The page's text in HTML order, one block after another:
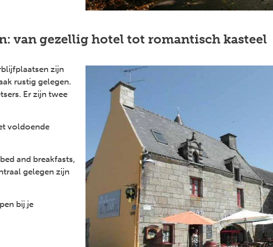
van gezellig hotel tot romantisch kasteel
zijn
rustig gelegen.
Er zijn twee
voldoende
and breakfasts,
gelegen zijn
bij je